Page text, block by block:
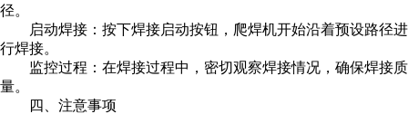
径。
启动焊接：按下焊接启动按钮，爬焊机开始沿着预设路径进
行焊接。
监控过程：在焊接过程中，密切观察焊接情况，确保焊接质
量。
四、注意事项